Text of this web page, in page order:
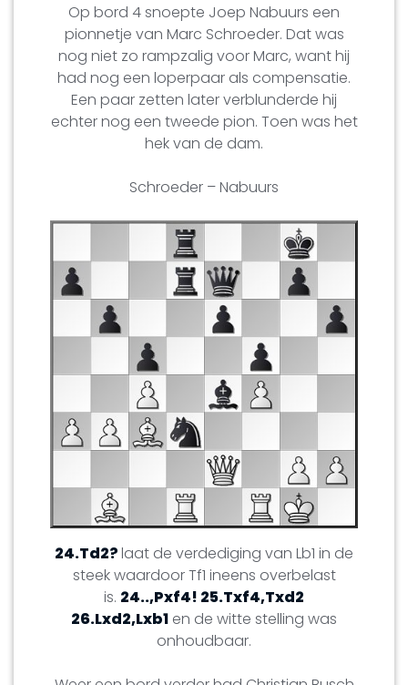
Op bord 4 snoepte Joep Nabuurs een
pionnetje van Marc Schroeder. Dat was
nog niet zo rampzalig voor Marc, want hij
had nog een loperpaar als compensatie.
Een paar zetten later verblunderde hij
echter nog een tweede pion. Toen was het
hek van de dam.
Schroeder – Nabuurs
24.Td2?laat de verdediging van Lb1 in de
steek waardoor Tf1 ineens overbelast
is. 24..,Pxf4! 25.Txf4,Txd2
26.Lxd2,Lxb1 en de witte stelling was
onhoudbaar.